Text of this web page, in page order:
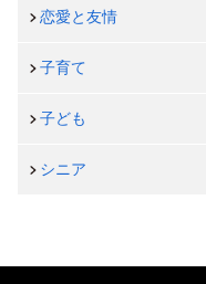
恋愛と友情
子育て
子ども
シニア